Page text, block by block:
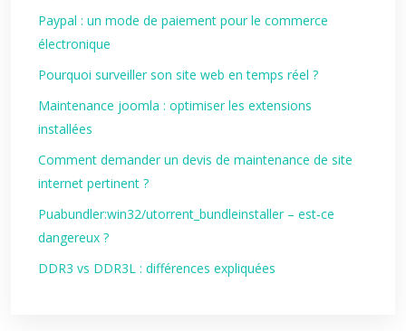
Paypal : un mode de paiement pour le commerce
électronique
Pourquoi surveiller son site web en temps réel ?
Maintenance joomla : optimiser les extensions
installées
Comment demander un devis de maintenance de site
internet pertinent ?
Puabundler:win32/utorrent_bundleinstaller – est‑ce
dangereux ?
DDR3 vs DDR3L : différences expliquées